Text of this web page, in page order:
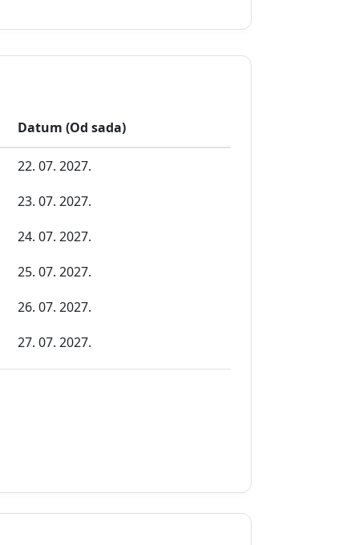
Datum (Od sada)
22. 07. 2027.
23. 07. 2027.
24. 07. 2027.
25. 07. 2027.
26. 07. 2027.
27. 07. 2027.
01. 08. 2027.